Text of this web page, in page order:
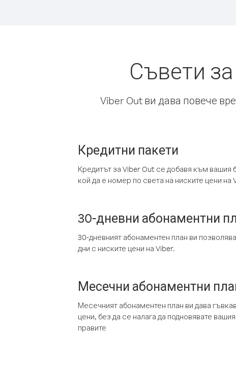
Съвети
Viber Out ви дава повече
Кредитни пакети
Кредитът за Viber Out се добавя към вашия
кой да е номер по света на ниските цени на
30-дневни абонаментни
30-дневният абонаментен план ви
дни с ниските цени на Viber.
Месечни абонаментни
Месечният абонаментен план ви дава
цени, без да се налага да подновявате
правите